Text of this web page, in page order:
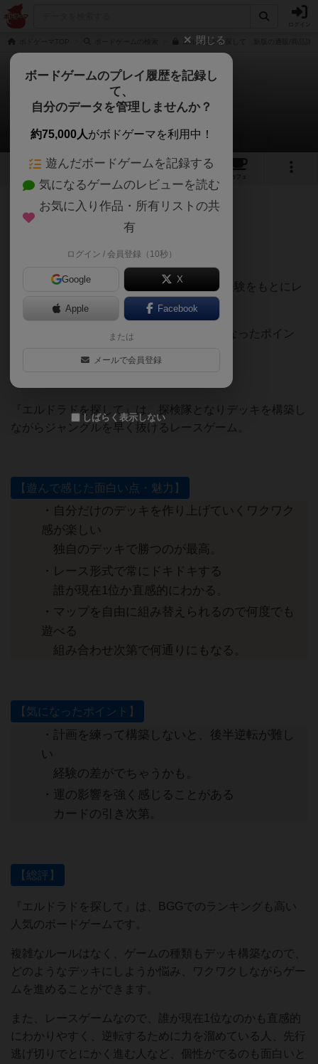
エルドラドを探して 新版の通販/商品詳
エルドラドを探して
てうさんのレビュー
6 2 31
カフェ
449名 1名 0 6ヶ月前
500種類以上のボードゲームを遊んできた経験をもとにレ
ビューしています。
【遊んで感じた面白い点・魅力】と【気になったポイン
『エルドラドを探して』は、探検隊となりデッキを構築し
ながらジャングルを早く抜けるレースゲーム。
【遊んで感じた面白い点・魅力】
・自分だけのデッキを作り上げていくワクワク
感が楽しい
独自のデッキで勝つのが最高。
・レース形式で常にドキドキする
誰が現在1位か直感的にわかる。
・マップを自由に組み替えられるので何度でも
遊べる
組み合わせ次第で何通りにもなる。
【気になったポイント】
・計画を練って構築しないと、後半逆転が難し
い
経験の差がでちゃうかも。
・運の影響を強く感じることがある
カードの引き次第。
【総評】
『エルドラドを探して』は、BGGでのランキングも高い
人気のボードゲームです。
複雑なルールはなく、ゲームの種類もデッキ構築なので、
どのようなデッキにしようか悩み、ワクワクしながらゲー
ムを進めることができます。
また、レースゲームなので、誰が現在1位なのかも直感的
にわかりやすく、逆転するために力を溜めている人、先行
逃げ切りでとにかく進む人など、個性がでるのも面白いと
閉じる
ボードゲームのプレイ履歴を記録し
て、
自分のデータを管理しませんか？
約75,000人がボドゲーマを利用中！
遊んだボードゲームを記録する
気になるゲームのレビューを読む
お気に入り作品・所有リストの共
有
ログイン / 会員登録（10秒）
Google X
Apple Facebook
または
メールで会員登録
しばらく表示しない